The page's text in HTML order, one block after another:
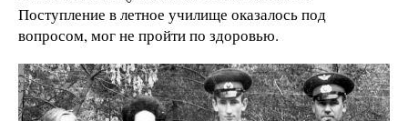
Поступление в летное училище оказалось под
вопросом, мог не пройти по здоровью.